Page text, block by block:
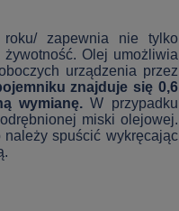
zapewnia nie tylko
Olej umożliwia
urządzenia przez
znajduje się 0,6
wymianę. W przypadku
miski olejowej.
spuścić wykręcając